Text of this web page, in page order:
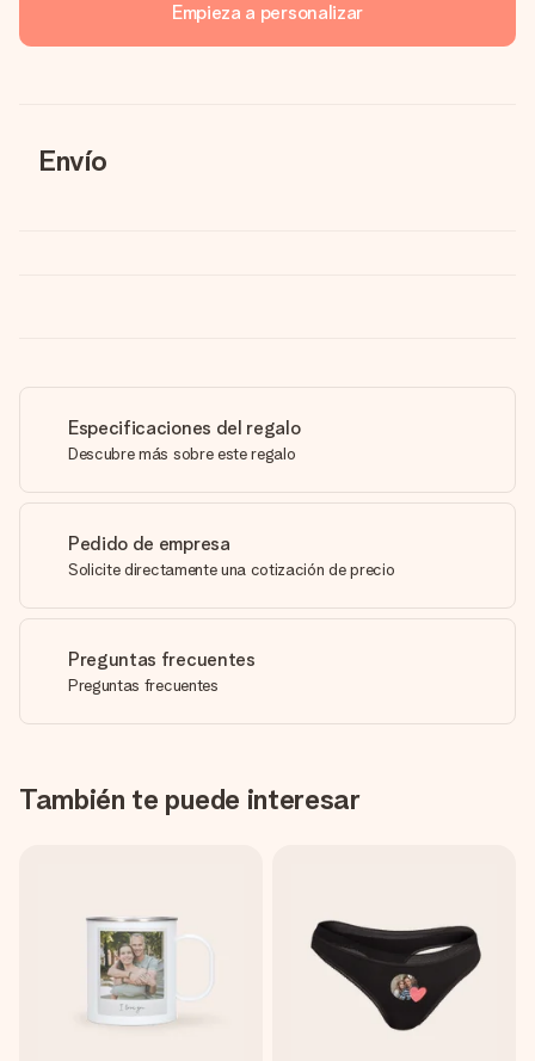
Empieza a personalizar
Envío
Especificaciones del regalo
Descubre más sobre este regalo
Pedido de empresa
Solicite directamente una cotización de precio
Preguntas frecuentes
Preguntas frecuentes
También te puede interesar